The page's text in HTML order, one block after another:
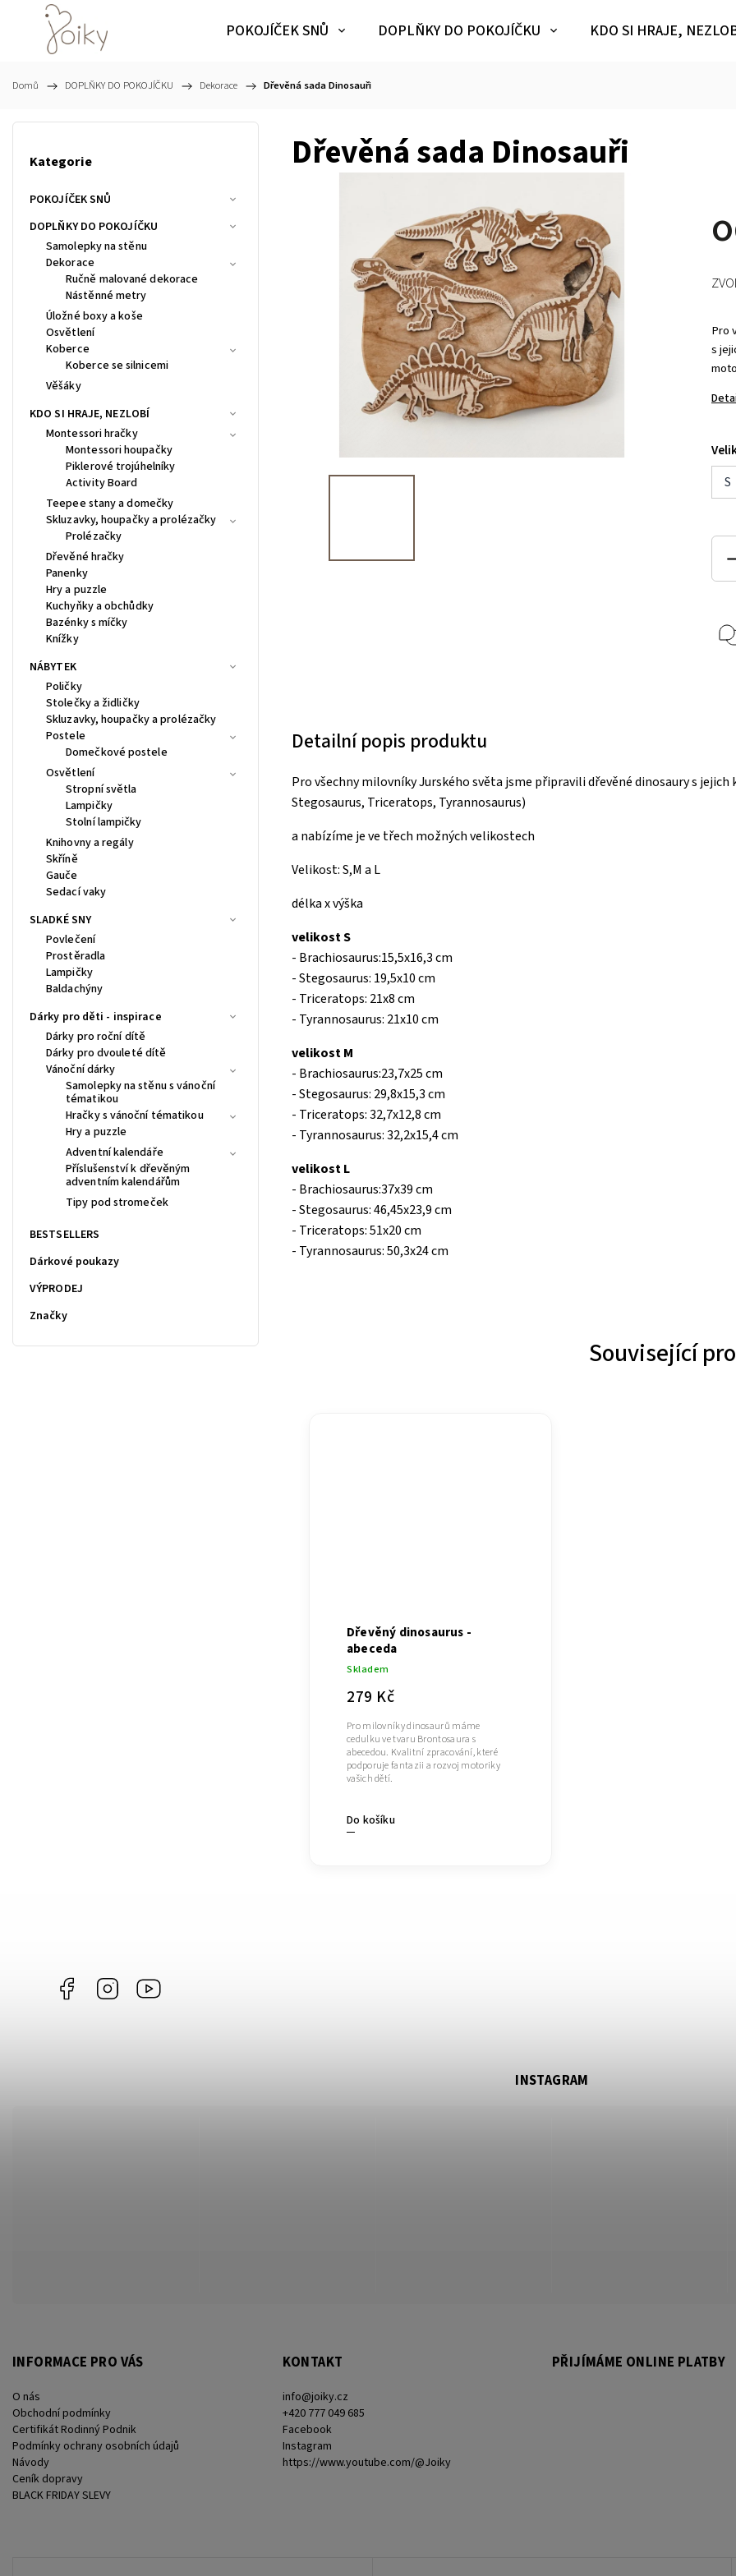
POKOJÍČEK SNŮ DOPLŇKY DO POKOJÍČKU KDO SI HRAJE,
Domů / DOPLŇKY DO POKOJÍČKU / Dekorace / Dřevěná sada Dinosauři
Kategorie
POKOJÍČEK SNŮ
DOPLŇKY DO POKOJÍČKU
Samolepky na stěnu
Dekorace
Ručně malované dekorace
Nástěnné metry
Úložné boxy a koše
Osvětlení
Koberce
Koberce se silnicemi
Věšáky
KDO SI HRAJE, NEZLOBÍ
Montessori hračky
Montessori houpačky
Piklerové trojúhelníky
Activity Board
Teepee stany a domečky
Skluzavky, houpačky a prolézačky
Prolézačky
Dřevěné hračky
Panenky
Hry a puzzle
Kuchyňky a obchůdky
Bazénky s míčky
Knížky
NÁBYTEK
Poličky
Stolečky a židličky
Skluzavky, houpačky a prolézačky
Postele
Domečkové postele
Osvětlení
Stropní světla
Lampičky
Stolní lampičky
Knihovny a regály
Skříně
Gauče
Sedací vaky
SLADKÉ SNY
Povlečení
Prostěradla
Lampičky
Baldachýny
Dárky pro děti - inspirace
Dárky pro roční dítě
Dárky pro dvouleté dítě
Vánoční dárky
Samolepky na stěnu s vánoční
tématikou
Hračky s vánoční tématikou
Hry a puzzle
Adventní kalendáře
Příslušenství k dřevěným
adventním kalendářům
Tipy pod stromeček
BESTSELLERS
Dárkové poukazy
VÝPRODEJ
Značky
Dřevěná sada Dinosauři
Pro
s
S
Detailní popis produktu
Pro všechny milovníky Jurského světa jsme připravili dřevěné dinosaury s jejich
Stegosaurus, Triceratops, Tyrannosaurus)
a nabízíme je ve třech možných velikostech
Velikost: S,M a L
délka x výška
velikost S
- Brachiosaurus:15,5x16,3 cm
- Stegosaurus: 19,5x10 cm
- Triceratops: 21x8 cm
- Tyrannosaurus: 21x10 cm
velikost M
- Brachiosaurus:23,7x25 cm
- Stegosaurus: 29,8x15,3 cm
- Triceratops: 32,7x12,8 cm
- Tyrannosaurus: 32,2x15,4 cm
velikost L
- Brachiosaurus:37x39 cm
- Stegosaurus: 46,45x23,9 cm
- Triceratops: 51x20 cm
- Tyrannosaurus: 50,3x24 cm
Související
Dřevěný dinosaurus -
abeceda
Skladem
279 Kč
Do košíku
Pro milovníky dinosaurů máme
cedulku ve tvaru Brontosaura s
abecedou. Kvalitní zpracování, které
podporuje fantazii a rozvoj motoriky
vašich dětí.
Facebook Instagram
INFORMACE PRO VÁS
O nás
Obchodní podmínky
Certifikát Rodinný Podnik
Podmínky ochrany osobních údajů
Návody
Ceník dopravy
BLACK FRIDAY SLEVY
KONTAKT
info@joiky.cz
+420 777 049 685
Facebook
Instagram
https://www.youtube.com/@Joiky
PŘIJÍMÁME ONLINE PLATBY
INSTAGRAM